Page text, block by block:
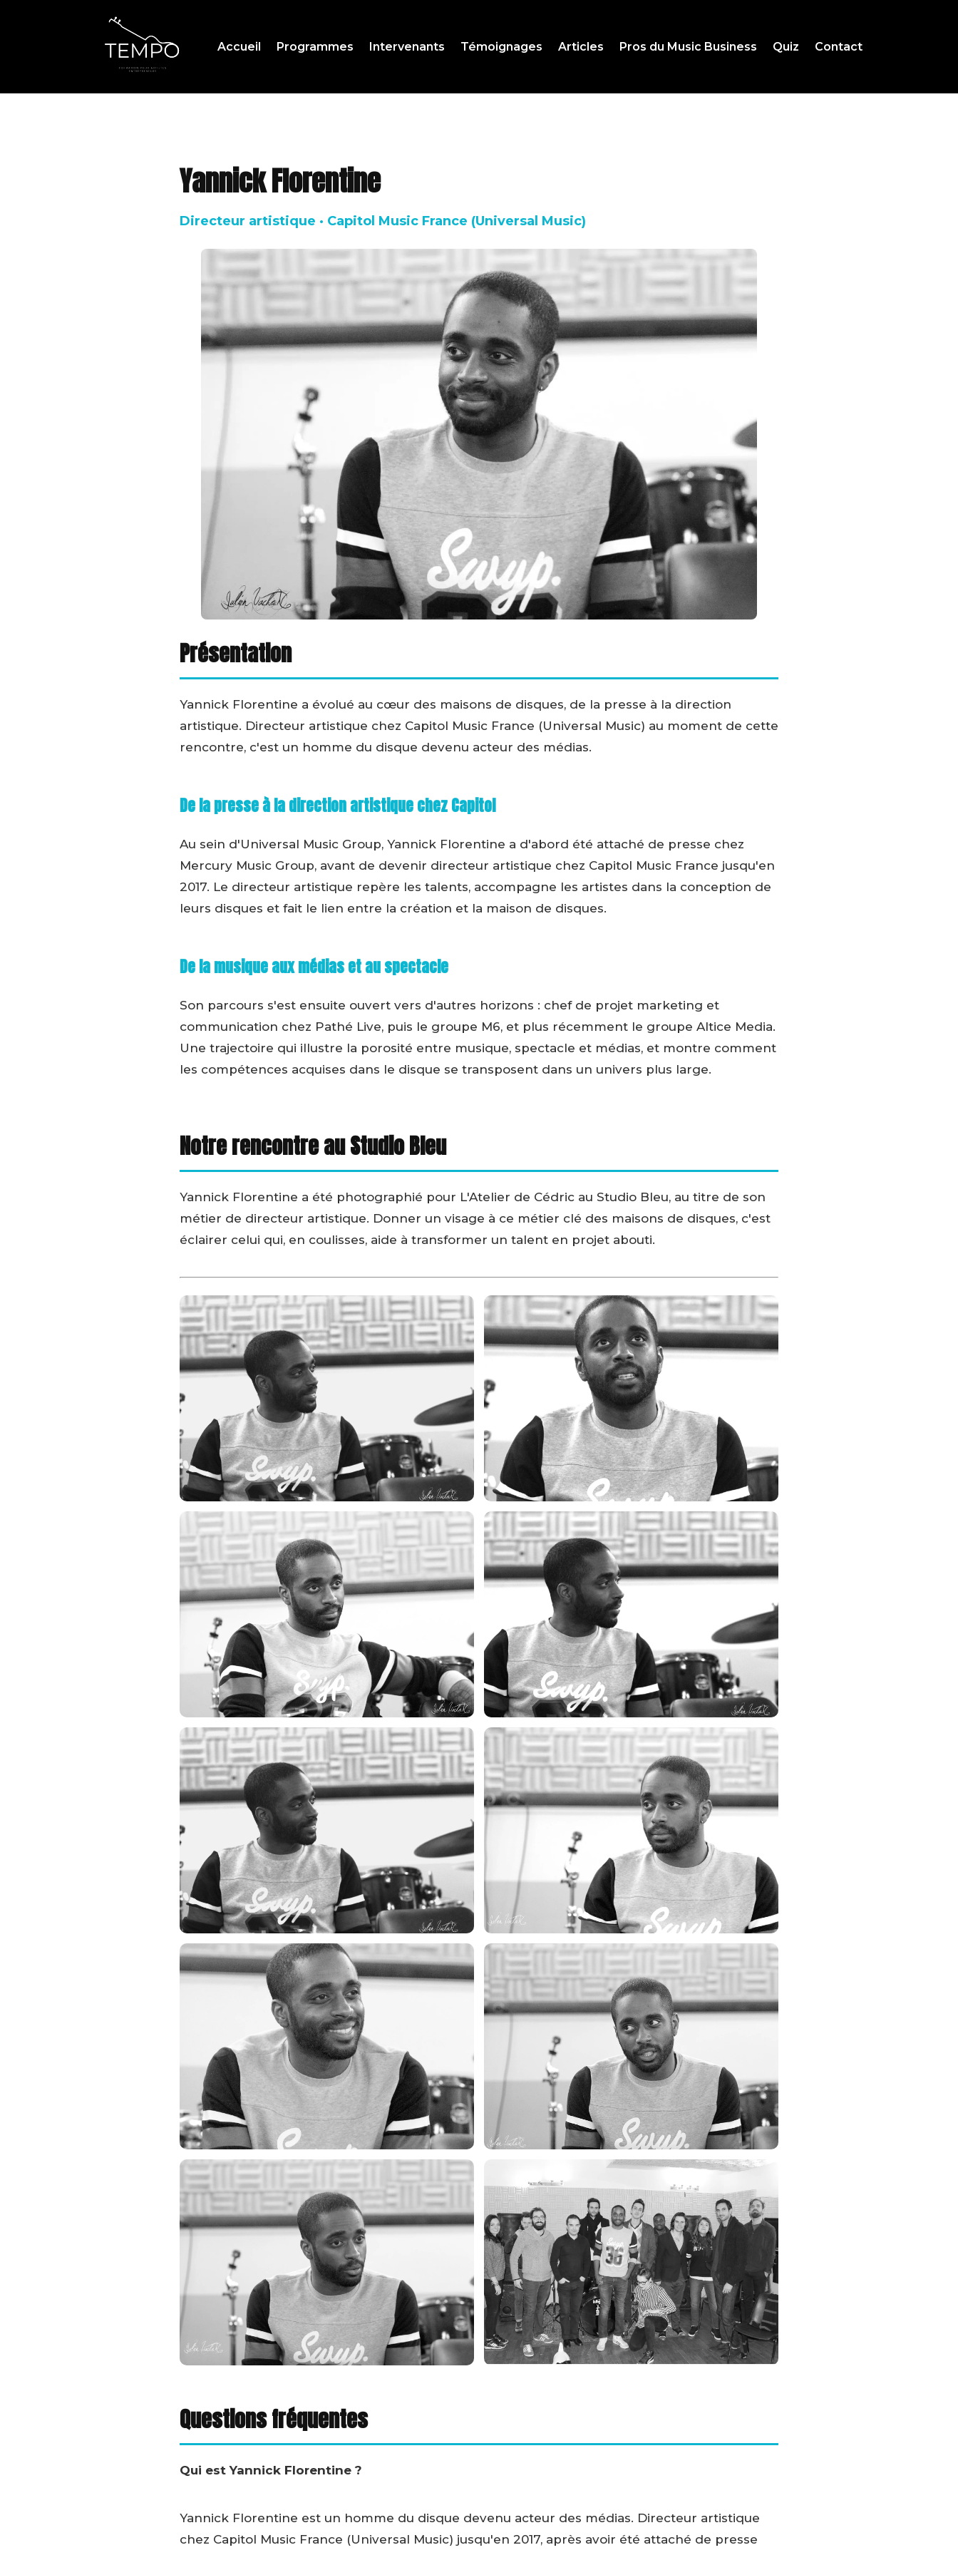
Accueil Programmes Intervenants Témoignages Articles Pros du Music Business Quiz Contact
Yannick Florentine
Directeur artistique · Capitol Music France (Universal Music)
Présentation
Yannick Florentine a évolué au cœur des maisons de disques, de la presse à la direction
artistique. Directeur artistique chez Capitol Music France (Universal Music) au moment de cette
rencontre, c'est un homme du disque devenu acteur des médias.
De la presse à la direction artistique chez Capitol
Au sein d'Universal Music Group, Yannick Florentine a d'abord été attaché de presse chez
Mercury Music Group, avant de devenir directeur artistique chez Capitol Music France jusqu'en
2017. Le directeur artistique repère les talents, accompagne les artistes dans la conception de
leurs disques et fait le lien entre la création et la maison de disques.
De la musique aux médias et au spectacle
Son parcours s'est ensuite ouvert vers d'autres horizons : chef de projet marketing et
communication chez Pathé Live, puis le groupe M6, et plus récemment le groupe Altice Media.
Une trajectoire qui illustre la porosité entre musique, spectacle et médias, et montre comment
les compétences acquises dans le disque se transposent dans un univers plus large.
Notre rencontre au Studio Bleu
Yannick Florentine a été photographié pour L'Atelier de Cédric au Studio Bleu, au titre de son
métier de directeur artistique. Donner un visage à ce métier clé des maisons de disques, c'est
éclairer celui qui, en coulisses, aide à transformer un talent en projet abouti.
Questions fréquentes
Qui est Yannick Florentine ?
Yannick Florentine est un homme du disque devenu acteur des médias. Directeur artistique
chez Capitol Music France (Universal Music) jusqu'en 2017, après avoir été attaché de presse